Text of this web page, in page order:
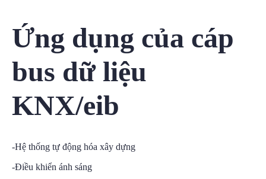
Ứng dụng của cáp
bus dữ liệu
KNX/eib
-Hệ thống tự động hóa xây dựng
-Điều khiển ánh sáng